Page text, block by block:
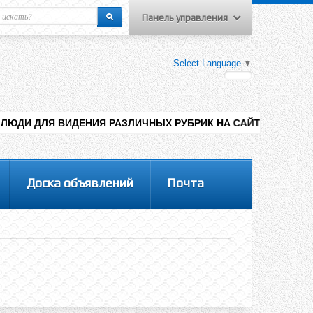
пользователя
на сайт
Панель управления
Select Language ▼
РАЗЛИЧНЫХ РУБРИК НА САЙТЕ , ДОБАВЛЕНИЯ
Доска объявлений Почта